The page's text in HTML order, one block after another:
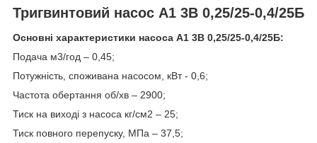
Тригвинтовий насос А1 3В 0,25/25-0,4/25Б
Основні характеристики насоса А1 3В 0,25/25-0,4/25Б:
Подача м3/год – 0,45;
Потужність, споживана насосом, кВт - 0,6;
Частота обертання об/хв – 2900;
Тиск на виході з насоса кг/см2 – 25;
Тиск повного перепуску, МПа – 37,5;